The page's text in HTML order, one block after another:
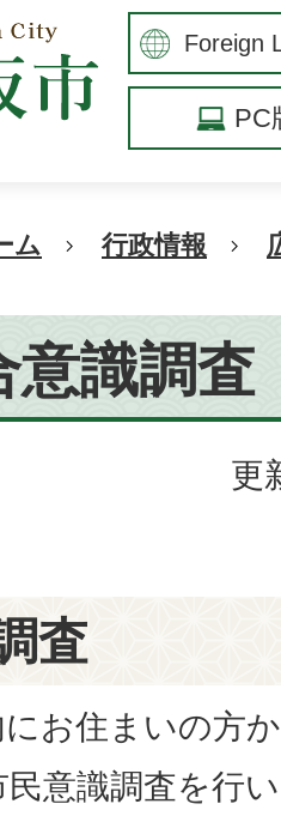
PC
ム 行政情報
意識調査
更
査
お住まいの方
意識調査を行